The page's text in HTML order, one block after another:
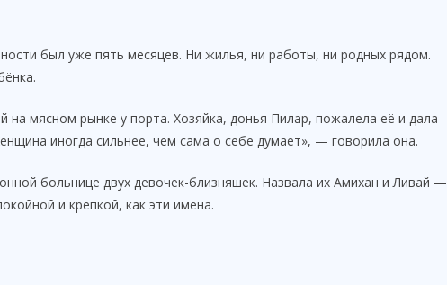
был уже пять месяцев. Ни жилья, ни работы, ни родных рядом.
на мясном рынке у порта. Хозяйка, донья Пилар, пожалела её и дала
иногда сильнее, чем сама о себе думает», — говорила она.
больнице двух девочек-близняшек. Назвала их Амихан и Ливай —
и крепкой, как эти имена.